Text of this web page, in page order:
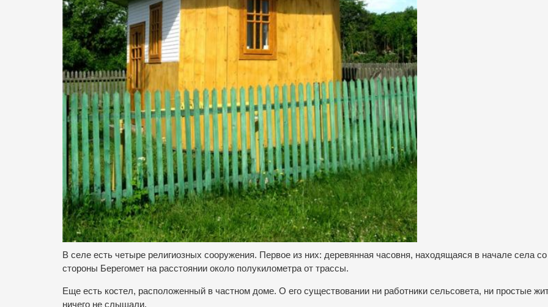
В селе есть четыре религиозных сооружения. Первое из них: деревянная часовня, находящаяся в начале села со
стороны Берегомет на расстоянии около полукилометра от трассы.
Еще есть костел, расположенный в частном доме. О его существовании ни работники сельсовета, ни простые
ничего не слышали.